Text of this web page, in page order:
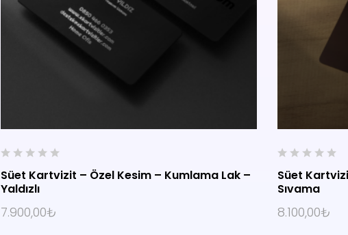
0
o
u
t
o
Süet Kartvizit – Özel Kesim – Kumlama Lak –
Yaldızlı
7.900,00₺
0
o
u
t
o
Süet
Sıvama
8.100,00₺